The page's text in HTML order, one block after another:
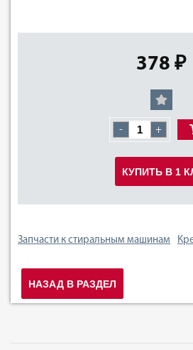
378 ₽
- +
КУПИТЬ В 1
Запчасти к стиральным машинам
НАЗАД В РАЗДЕЛ